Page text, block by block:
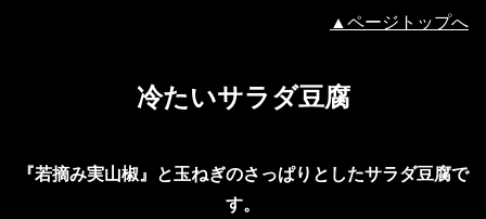
▲ページトップへ
冷たいサラダ豆腐
『若摘み実山椒』と玉ねぎのさっぱりとしたサラダ豆腐で
す。